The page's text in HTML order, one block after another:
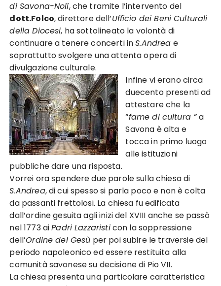
di Savona-Noli, che tramite l’intervento del
dott.Folco, direttore dell’Ufficio dei Beni Culturali
della Diocesi, ha sottolineato la volontà di
continuare a tenere concerti inS.Andrea e
soprattutto svolgere una attenta opera di
divulgazione culturale.
Infine vi erano circa
duecento presenti ad
attestare che la
“fame di cultura ”a
Savona è alta e
tocca in primo luogo
alle istituzioni
pubbliche dare una risposta.
Vorrei ora spendere due parole sulla chiesa di
S.Andrea, di cui spesso si parla poco e non è colta
da passanti frettolosi. La chiesa fu edificata
dall’ordine gesuita agli inizi del XVIII anche se passò
nel 1773 aiPadri Lazzaristicon la soppressione
dell’Ordine del Gesù per poi subire le traversie del
periodo napoleonico ed essere restituita alla
comunità savonese su decisione di Pio VII.
La chiesa presenta una particolare caratteristica